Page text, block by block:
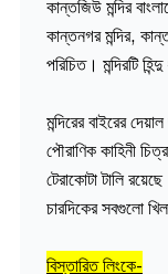
কান্তজিউ মন্দির
কান্তনগর মন্দির,
পরিচিত। মন্দিরটি
মন্দিরের বাইরের
পৌরাণিক কাহিনী
টেরাকোটা টালি
চারদিকের সবগুলো
বিস্তারিত লিংকে-